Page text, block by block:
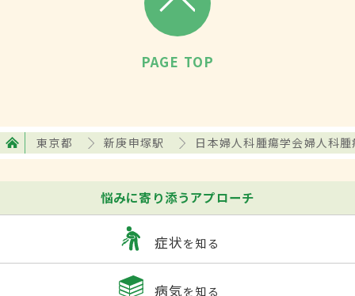
PAGE TOP
東京都 新庚申塚駅 日本婦人科腫瘍学会婦人科
悩みに寄り添うアプローチ
症状を知る
病気を知る